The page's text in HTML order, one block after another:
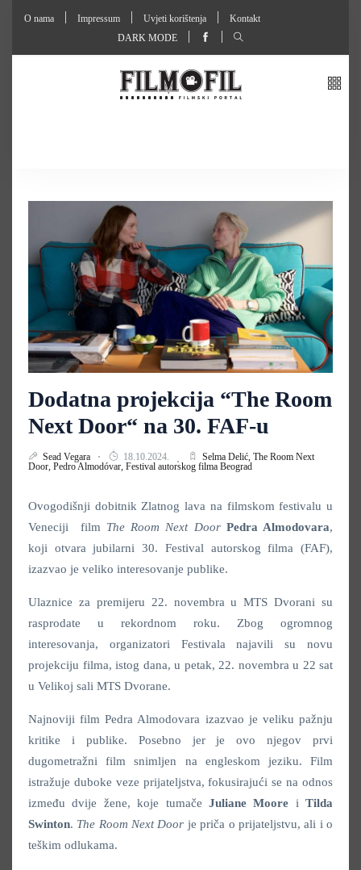
O nama Impressum Uvjeti korištenja
Kontakt
DARK MODE
Dodatna projekcija “The Room
Next Door“ na 30. FAF-u
Sead Vegara 18.10.2024. Selma Delić, The Room Next
Door, Pedro Almodóvar, Festival autorskog filma Beograd
Ovogodišnji dobitnik Zlatnog lava na filmskom festivalu u
Veneciji film The Room Next Door Pedra Almodovara,
koji otvara jubilarni 30. Festival autorskog filma (FAF),
izazvao je veliko interesovanje publike.
Ulaznice za premijeru 22. novembra u MTS Dvorani su
rasprodate u rekordnom roku. Zbog ogromnog
interesovanja, organizatori Festivala najavili su novu
projekciju filma, istog dana, u petak, 22. novembra u 22 sat
u Velikoj sali MTS Dvorane.
Najnoviji film Pedra Almodovara izazvao je veliku pažnju
kritike i publike. Posebno jer je ovo njegov prvi
dugometražni film snimljen na engleskom jeziku. Film
istražuje duboke veze prijateljstva, fokusirajući se na odnos
između dvije žene, koje tumače Juliane Moore i Tilda
Swinton. The Room Next Door je priča o prijateljstvu, ali i o
teškim odlukama.